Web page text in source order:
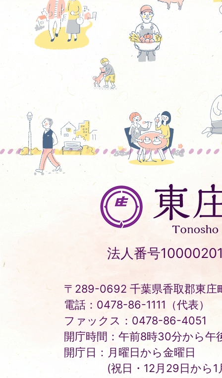
東
庄
町
Tonosho
Town
法人番号
〒289-0692 千葉県香取郡東庄
電話：0478-86-1111（代表）
ファックス：0478-86-4051
開庁時間：午前8時30分から午
開庁日：月曜日から金曜日
(祝日・12月29日から